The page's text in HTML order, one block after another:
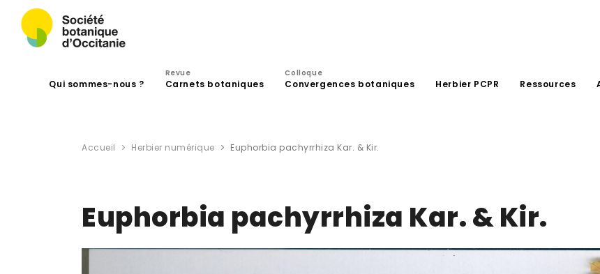
Qui sommes-nous ?
Revue
Carnets botaniques
Colloque
Convergences botaniques Herbier PCPR Ressources
Accueil Herbier numérique Euphorbia pachyrrhiza Kar. & Kir.
Euphorbia pachyrrhiza Kar. & Kir.